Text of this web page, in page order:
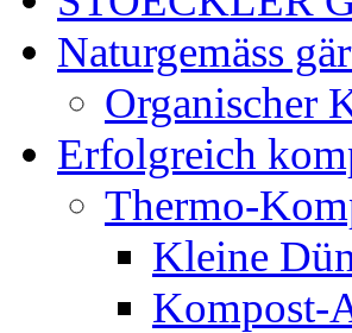
Naturgemäss
Organischer
Erfolgreich
Thermo-
Kleine
Kompost-